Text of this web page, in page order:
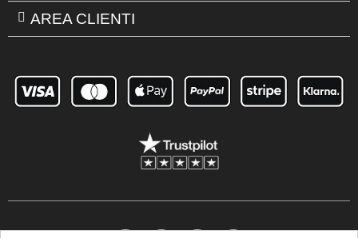
AREA CLIENTI